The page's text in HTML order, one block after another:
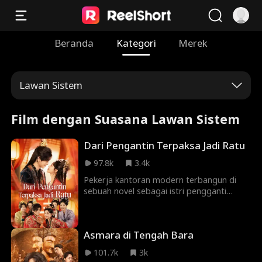
Beranda Kategori Merek
Lawan Sistem
Film dengan Suasana Lawan Sistem
Dari Pengantin Terpaksa Jadi Ratu
97.8k
3.4k
Pekerja kantoran modern terbangun di
sebuah novel sebagai istri pengganti
dan suaminya yang lemah? Ia ternyata
penguasa posesif. Wanita itu berencana
meraup untung lalu kabur. Sang suami
Asmara di Tengah Bara
101.7k
3k